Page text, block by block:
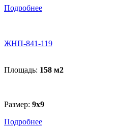
Подробнее
ЖНП-841-119
Площадь: 158 м2
Размер: 9х9
Подробнее